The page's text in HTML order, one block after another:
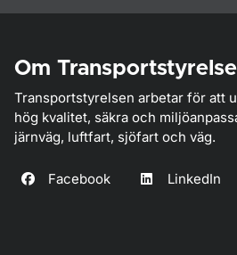
Om
Transportstyrelsen arbetar för att
hög kvalitet, säkra och
järnväg, luftfart, sjöfart och väg.
Facebook LinkedIn